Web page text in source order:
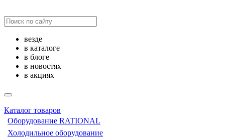
везде
в каталоге
в блоге
в новостях
в акциях
Каталог товаров
Оборудование RATIONAL
Холодильное оборудование